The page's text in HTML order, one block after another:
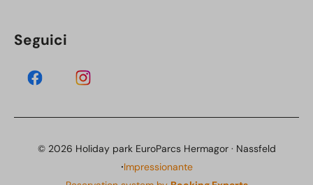
Seguici
© 2026 Holiday park EuroParcs Hermagor · Nassfeld
·Impressionante